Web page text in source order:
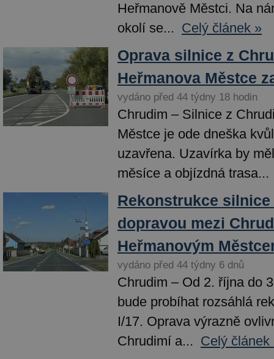
Heřmanově Městci. Na
okolí se... Celý článek »
Oprava silnice z
Heřmanova Městce
vydáno před 44 týdny 18 hodin
Chrudim – Silnice z
Městce je ode dneška
uzavřena. Uzavírka by
měsíce a objízdná trasa...
Rekonstrukce silnice
dopravou mezi
Heřmanovým
vydáno před 44 týdny 6 dnů
Chrudim – Od 2. října do
bude probíhat rozsáhlá
I/17. Oprava výrazně
Chrudimí a... Celý článek